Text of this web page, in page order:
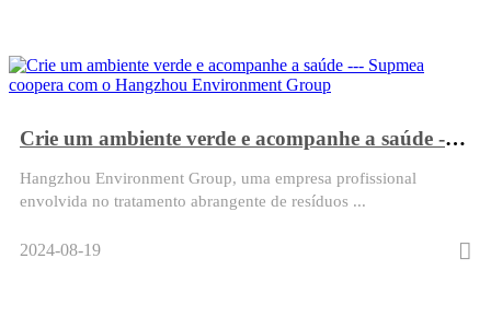
Crie um ambiente verde e acompanhe a saúde --- Supmea coopera com o Hangzhou Environment Group
Hangzhou Environment Group, uma empresa profissional
envolvida no tratamento abrangente de resíduos ...
2024-08-19